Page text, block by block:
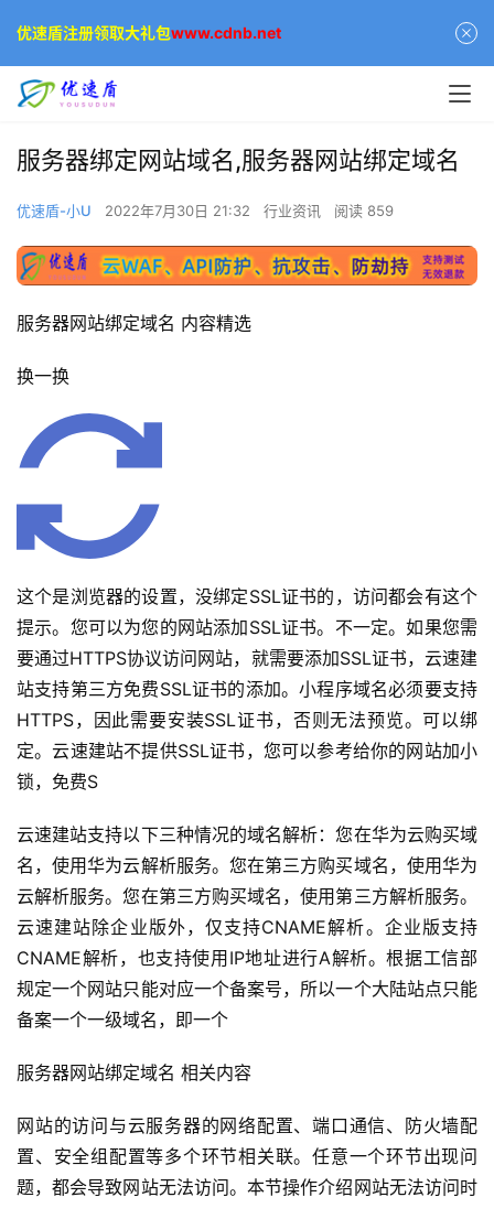
服务器绑定网站域名,服务器网站绑定域名
优速盾-小U 2022年7月30日 21:32 行业资讯 阅读 859
服务器网站绑定域名 内容精选
换一换
这个是浏览器的设置，没绑定SSL证书的，访问都会有这个
提示。您可以为您的网站添加SSL证书。不一定。如果您需
要通过HTTPS协议访问网站，就需要添加SSL证书，云速建
站支持第三方免费SSL证书的添加。小程序域名必须要支持
HTTPS，因此需要安装SSL证书，否则无法预览。可以绑
定。云速建站不提供SSL证书，您可以参考给你的网站加小
锁，免费S
云速建站支持以下三种情况的域名解析：您在华为云购买域
名，使用华为云解析服务。您在第三方购买域名，使用华为
云解析服务。您在第三方购买域名，使用第三方解析服务。
云速建站除企业版外，仅支持CNAME解析。企业版支持
CNAME解析，也支持使用IP地址进行A解析。根据工信部
规定一个网站只能对应一个备案号，所以一个大陆站点只能
备案一个一级域名，即一个
服务器网站绑定域名 相关内容
网站的访问与云服务器的网络配置、端口通信、防火墙配
置、安全组配置等多个环节相关联。任意一个环节出现问
题，都会导致网站无法访问。本节操作介绍网站无法访问时
优速盾注册领取大礼包www.cdnb.net